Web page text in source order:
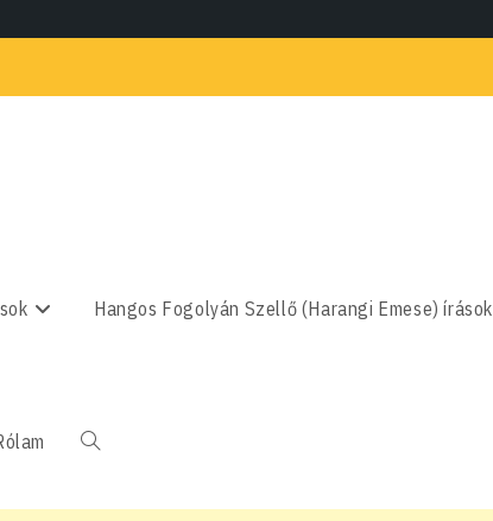
Hangos Fogolyán Szellő (Harangi Emese) írások
Toggle